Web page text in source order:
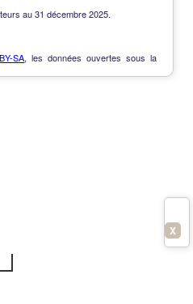
au 31 décembre 2025.
SA, les données ouvertes sous la
X